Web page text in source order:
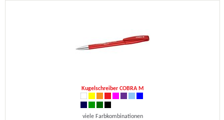
Kugelschreiber COBRA M
viele Farbkombinationen